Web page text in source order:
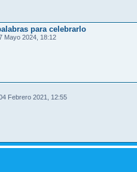
para celebrarlo
Mayo 2024, 18:12
Febrero 2021, 12:55